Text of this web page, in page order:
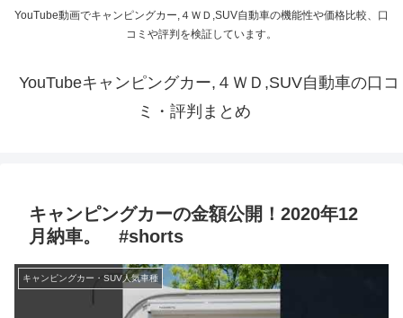
YouTube動画でキャンピングカー,４ＷＤ,SUV自動車の機能性や価格比較、口
コミや評判を検証しています。
YouTubeキャンピングカー,４ＷＤ,SUV自動車の口コ
ミ・評判まとめ
キャンピングカーの金額公開！2020年12
月納車。 #shorts
キャンピングカー・SUV人気車種